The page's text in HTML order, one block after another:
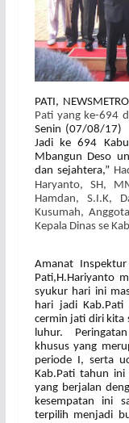
PATI,
Pati yang ke-694
Senin (07/08/17)
Jadi ke 694
Mbangun Deso
dan sejahtera,”
Haryanto, SH,
Hamdan, S.I.K,
Kusumah,
Kepala Dinas se
Amanat
Pati,H.Hariyanto
syukur hari ini
hari jadi
cermin jati diri kita
luhur.
khusus yang
periode I, serta
Kab.Pati tahun ini
yang berjalan
kesempatan ini
terpilih menjadi